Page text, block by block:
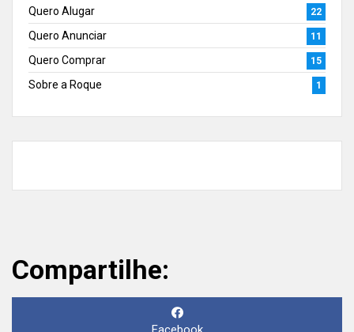
Quero Alugar 22
Quero Anunciar 11
Quero Comprar 15
Sobre a Roque 1
Compartilhe: